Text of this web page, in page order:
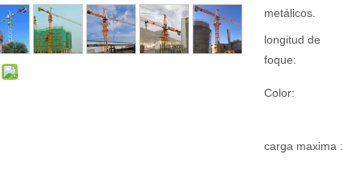
metálicos.
longitud de
foque:
Color:
carga maxima :